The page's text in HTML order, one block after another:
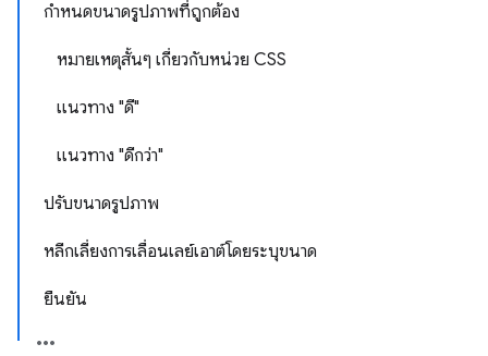
กำหนดขนาดรูปภาพที่ถูกต้อง
หมายเหตุสั้นๆ เกี่ยวกับหน่วย CSS
แนวทาง "ดี"
แนวทาง "ดีกว่า"
ปรับขนาดรูปภาพ
หลีกเลี่ยงการเลื่อนเลย์เอาต์โดยระบุขนาด
ยืนยัน